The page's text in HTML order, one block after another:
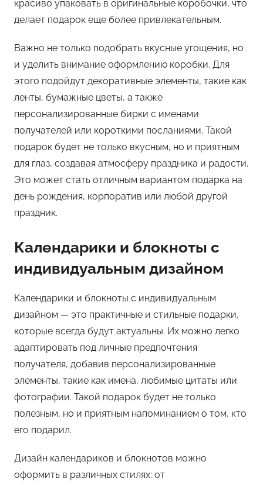
красиво упаковать в оригинальные коробочки, что
делает подарок еще более привлекательным.
Важно не только подобрать вкусные угощения, но
и уделить внимание оформлению коробки. Для
этого подойдут декоративные элементы, такие как
ленты, бумажные цветы, а также
персонализированные бирки с именами
получателей или короткими посланиями. Такой
подарок будет не только вкусным, но и приятным
для глаз, создавая атмосферу праздника и радости.
Это может стать отличным вариантом подарка на
день рождения, корпоратив или любой другой
праздник.
Календарики и блокноты с
индивидуальным дизайном
Календарики и блокноты с индивидуальным
дизайном — это практичные и стильные подарки,
которые всегда будут актуальны. Их можно легко
адаптировать под личные предпочтения
получателя, добавив персонализированные
элементы, такие как имена, любимые цитаты или
фотографии. Такой подарок будет не только
полезным, но и приятным напоминанием о том, кто
его подарил.
Дизайн календариков и блокнотов можно
оформить в различных стилях: от